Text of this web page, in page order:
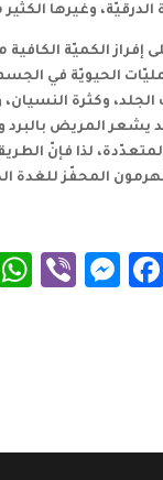
وغيرها
إفراز الكميّة الكافية
الحيويّة في
وكثرة النسيان،
يشعر المريض بالبرد
لذا فإنّ
المحفّز للغدة
Telegram
Facebook